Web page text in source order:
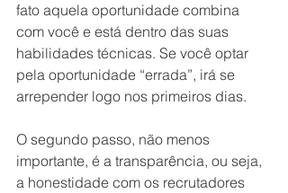
fato aquela oportunidade combina
com você e está dentro das suas
habilidades técnicas. Se você optar
pela oportunidade “errada”, irá se
arrepender logo nos primeiros dias.
O segundo passo, não menos
importante, é a transparência, ou seja,
a honestidade com os recrutadores